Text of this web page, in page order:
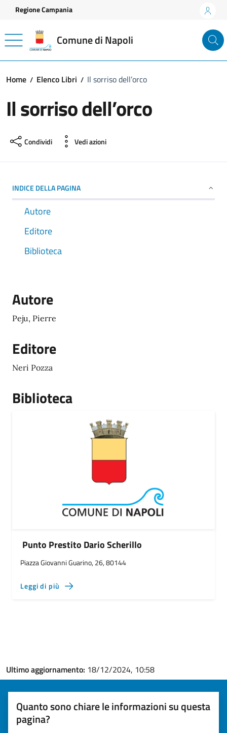
Vai ai contenuti
Vai al footer
Regione Campania
Comune di Napoli
Home Elenco Libri Il sorriso dell’orco
Il sorriso dell’orco
Condividi Vedi azioni
INDICE DELLA PAGINA
Autore
Editore
Biblioteca
Autore
Peju, Pierre
Editore
Neri Pozza
Biblioteca
Punto Prestito Dario Scherillo
Piazza Giovanni Guarino, 26, 80144
Leggi di più
Ultimo aggiornamento: 18/12/2024, 10:58
Quanto sono chiare le informazioni su questa
pagina?